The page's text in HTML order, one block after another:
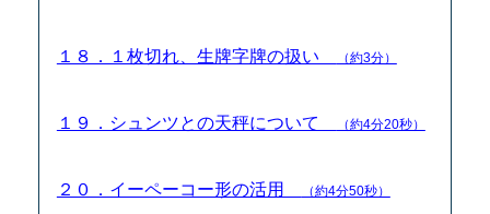
１８．１枚切れ、生牌字牌の扱い （約3分）
１９．シュンツとの天秤について （約4分20秒）
２０．イーペーコー形の活用 （約4分50秒）